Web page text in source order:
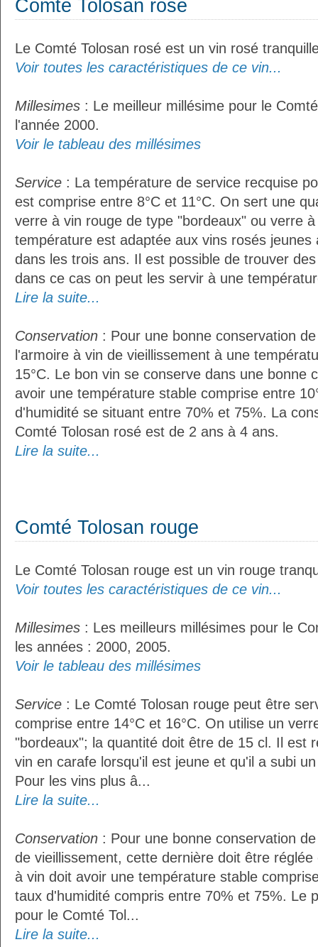
Comté Tolosan rosé
Le Comté Tolosan rosé est un vin rosé
Voir toutes les caractéristiques de ce vin...
Millesimes : Le meilleur millésime pour le
l'année 2000.
Voir le tableau des millésimes
Service : La température de service recquise
est comprise entre 8°C et 11°C. On sert une
verre à vin rouge de type "bordeaux" ou verre
température est adaptée aux vins rosés jeunes
dans les trois ans. Il est possible de trouver
dans ce cas on peut les servir à une
Lire la suite...
Conservation : Pour une bonne conservation
l'armoire à vin de vieillissement à une
15°C. Le bon vin se conserve dans une bonne
avoir une température stable comprise entre
d'humidité se situant entre 70% et 75%. La
Comté Tolosan rosé est de 2 ans à 4 ans.
Lire la suite...
Comté Tolosan rouge
Le Comté Tolosan rouge est un vin rouge
Voir toutes les caractéristiques de ce vin...
Millesimes : Les meilleurs millésimes pour le
les années : 2000, 2005.
Voir le tableau des millésimes
Service : Le Comté Tolosan rouge peut être
comprise entre 14°C et 16°C. On utilise un
"bordeaux"; la quantité doit être de 15 cl. Il est
vin en carafe lorsqu'il est jeune et qu'il a subi
Pour les vins plus â...
Lire la suite...
Conservation : Pour une bonne conservation
de vieillissement, cette dernière doit être réglée
à vin doit avoir une température stable
taux d'humidité compris entre 70% et 75%. Le
pour le Comté Tol...
Lire la suite...